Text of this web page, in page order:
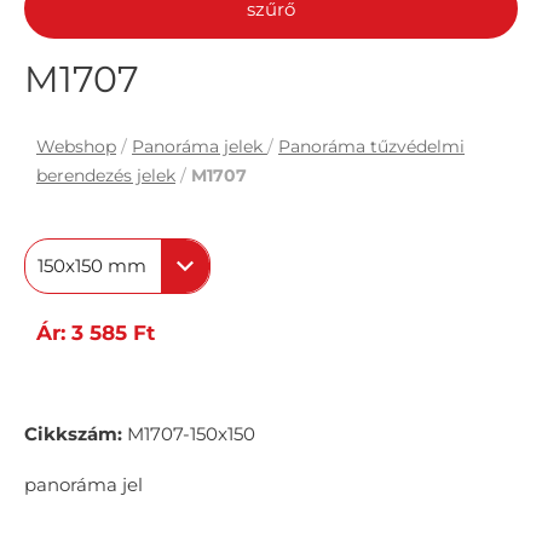
szűrő
M1707
Webshop / Panoráma jelek / Panoráma tűzvédelmi
berendezés jelek / M1707
150x150 mm
Ár: 3 585 Ft
Cikkszám: M1707-150x150
panoráma jel